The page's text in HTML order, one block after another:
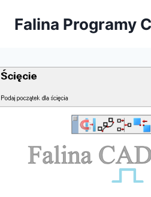
Falina Programy